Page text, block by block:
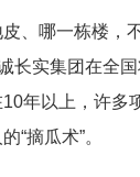
、哪一栋楼，
长实集团在全
年以上，许多
“摘瓜术”。